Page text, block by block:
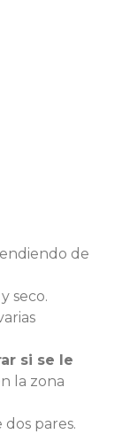
de
seco.
si se le
la zona
dos pares.